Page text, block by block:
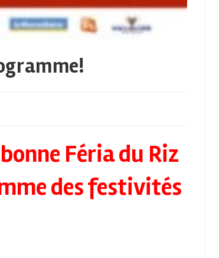
Féria du Riz
des festivités